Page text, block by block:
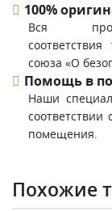
100%
Вся
союза «О
Помощь в
Наши
помещения.
Похожие